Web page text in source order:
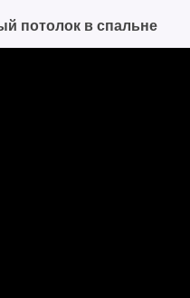
потолок в спальне